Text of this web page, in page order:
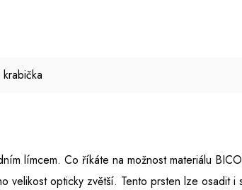
límcem. Co říkáte na možnost materiálu
opticky zvětší. Tento prsten lze osadit i